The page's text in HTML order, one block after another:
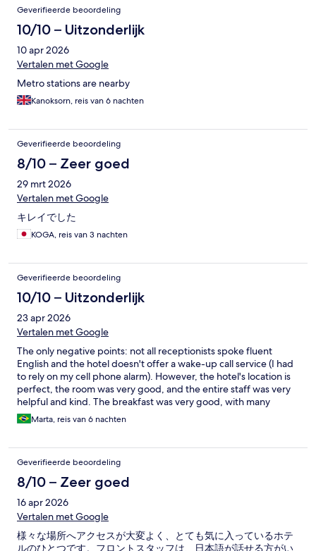
Geverifieerde beoordeling
10/10 – Uitzonderlijk
10 apr 2026
Vertalen met Google
Metro stations are nearby
Kanoksorn, reis van 6 nachten
Geverifieerde beoordeling
8/10 – Zeer goed
29 mrt 2026
Vertalen met Google
キレイでした
KOGA, reis van 3 nachten
Geverifieerde beoordeling
10/10 – Uitzonderlijk
23 apr 2026
Vertalen met Google
The only negative points: not all receptionists spoke fluent
English and the hotel doesn't offer a wake-up call service (I had
to rely on my cell phone alarm). However, the hotel's location is
perfect, the room was very good, and the entire staff was very
helpful and kind. The breakfast was very good, with many
options. Overall, the review was very positive, and it's a place I
would stay again.
Marta, reis van 6 nachten
Geverifieerde beoordeling
8/10 – Zeer goed
16 apr 2026
Vertalen met Google
様々な場所へアクセスが大変よく、とても気に入っているホテ
ルのひとつです。フロントスタッフは、日本語が話せる方がい